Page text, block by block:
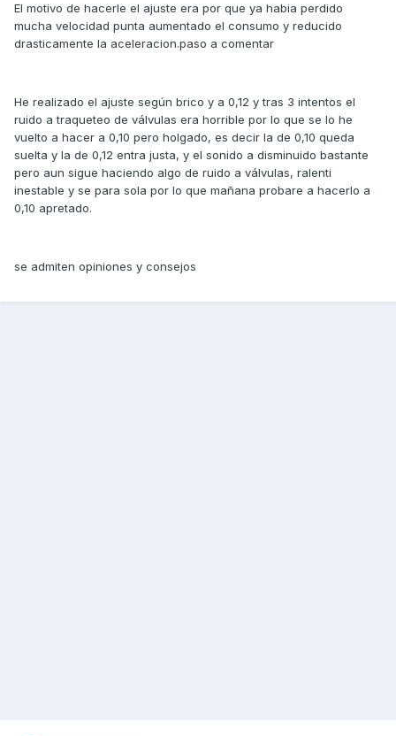
El motivo de hacerle el ajuste era por que ya habia perdido
mucha velocidad punta aumentado el consumo y reducido
drasticamente la aceleracion.paso a comentar
He realizado el ajuste según brico y a 0,12 y tras 3 intentos el
ruido a traqueteo de válvulas era horrible por lo que se lo he
vuelto a hacer a 0,10 pero holgado, es decir la de 0,10 queda
suelta y la de 0,12 entra justa, y el sonido a disminuido bastante
pero aun sigue haciendo algo de ruido a válvulas, ralenti
inestable y se para sola por lo que mañana probare a hacerlo a
0,10 apretado.
se admiten opiniones y consejos